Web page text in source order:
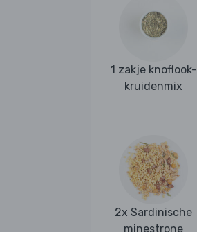
1 zakje knoflook-
kruidenmix
2x Sardinische
minestrone